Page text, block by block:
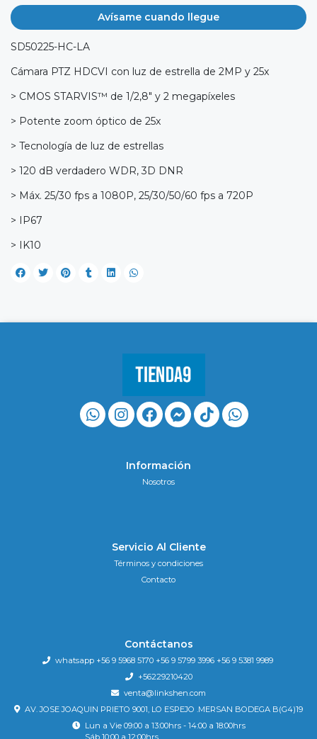
Avísame cuando llegue
SD50225-HC-LA
Cámara PTZ HDCVI con luz de estrella de 2MP y 25x
> CMOS STARVIS™ de 1/2,8" y 2 megapíxeles
> Potente zoom óptico de 25x
> Tecnología de luz de estrellas
> 120 dB verdadero WDR, 3D DNR
> Máx. 25/30 fps a 1080P, 25/30/50/60 fps a 720P
> IP67
> IK10
Información
Nosotros
Servicio Al Cliente
Términos y condiciones
Contacto
Contáctanos
whatsapp +56 9 5968 5170 +56 9 5799 3996 +56 9 5381 9989
+56229210420
venta@linkshen.com
AV. JOSE JOAQUIN PRIETO 9001, LO ESPEJO .MERSAN BODEGA B(G4)19
Lun a Vie 09:00 a 13:00hrs - 14:00 a 18:00hrs